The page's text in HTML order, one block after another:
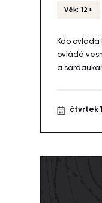
Věk: 12+
Kdo ovládá
ovládá
a
čtvrtek